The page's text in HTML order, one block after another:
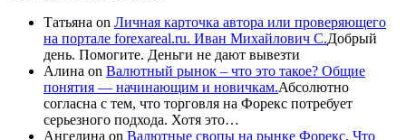
Татьяна on Личная карточка автора или проверяющего
на портале forexareal.ru. Иван Михайлович С.Добрый
день. Помогите. Деньги не дают вывезти
Алина on Валютный рынок – что это такое? Общие
понятия — начинающим и новичкам.Абсолютно
согласна с тем, что торговля на Форекс потребует
серьезного подхода. Хотя это…
Ангелина on Валютные свопы на рынке Форекс. Что